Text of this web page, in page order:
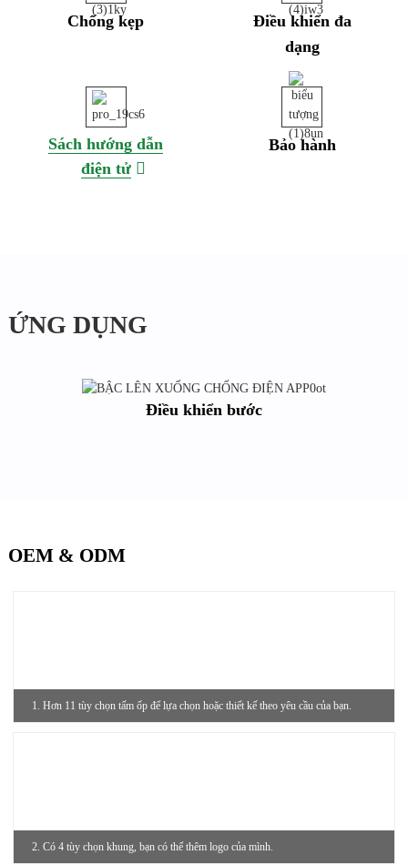
Chống kẹp
Điều khiển đa
dạng
Sách hướng dẫn
điện tử
Bảo hành
ỨNG DỤNG
Điều khiển bước
OEM & ODM
1. Hơn 11 tùy chọn tấm ốp để lựa chọn hoặc thiết kế theo yêu cầu của bạn.
2. Có 4 tùy chọn khung, bạn có thể thêm logo của mình.